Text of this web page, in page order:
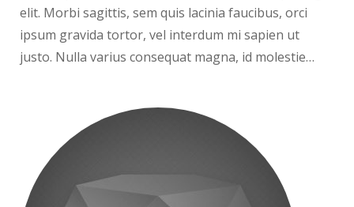
elit. Morbi sagittis, sem quis lacinia faucibus, orci
ipsum gravida tortor, vel interdum mi sapien ut
justo. Nulla varius consequat magna, id molestie…